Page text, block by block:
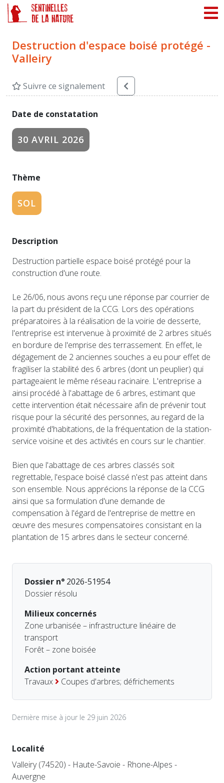
Destruction d'espace boisé protégé -
Valleiry
Suivre ce signalement
Date de constatation
30 AVRIL 2026
Thème
SOL
Description
Destruction partielle espace boisé protégé pour la
construction d'une route.
Le 26/06, nous avons reçu une réponse par courrier de
la part du président de la CCG. Lors des opérations
préparatoires à la réalisation de la voirie de desserte,
l'entreprise est intervenue à proximité de 2 arbres situés
en bordure de l'emprise des terrassement. En effet, le
dégagement de 2 anciennes souches a eu pour effet de
fragiliser la stabilité des 6 arbres (dont un peuplier) qui
partageaient le même réseau racinaire. L'entreprise a
ainsi procédé à l'abattage de 6 arbres, estimant que
cette intervention était nécessaire afin de prévenir tout
risque pour la sécurité des personnes, au regard de la
proximité d'habitations, de la fréquentation de la station-
service voisine et des activités en cours sur le chantier.
Bien que l'abattage de ces arbres classés soit
regrettable, l'espace boisé classé n'est pas atteint dans
son ensemble. Nous apprécions la réponse de la CCG
ainsi que sa formulation d'une demande de
compensation à l'égard de l'entreprise de mettre en
œuvre des mesures compensatoires consistant en la
plantation de 15 arbres dans le secteur concerné.
Dossier n° 2026-51954
Dossier résolu
Milieux concernés
Zone urbanisée – infrastructure linéaire de
transport
Forêt – zone boisée
Action portant atteinte
Travaux
Coupes d'arbres; défrichements
Dernière mise à jour le 29 juin 2026
Localité
Valleiry (74520) - Haute-Savoie - Rhone-Alpes -
Auvergne
Panneau de gestion des cookies